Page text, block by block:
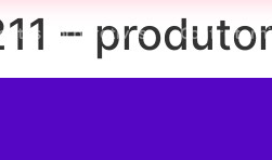
Corporativos
–